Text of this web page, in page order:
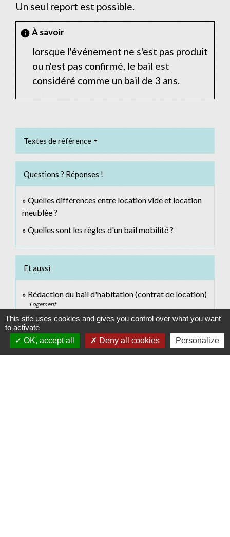
Un seul report est possible.
info À savoir
lorsque l'événement ne s'est pas produit
ou n'est pas confirmé, le bail est
considéré comme un bail de 3 ans.
Textes de référence
Questions ? Réponses !
Quelles différences entre location vide et location
meublée ?
Quelles sont les règles d'un bail mobilité ?
Et aussi
Rédaction du bail d'habitation (contrat de location)
Logement
Signaler une erreur sur cette page
This site uses cookies and gives you control over what you want
to activate
OK, accept all
Deny all cookies Personalize